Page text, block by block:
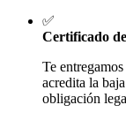
✅
Certificado
Te
acredita la
obligación